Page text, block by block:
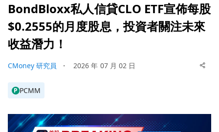
BondBloxx私人信貸CLO ETF宣佈每股
$0.2555的月度股息，投資者關注未來
收益潛力！
CMoney 研究員 ・ 2026 年 07 月 02 日
P PCMM